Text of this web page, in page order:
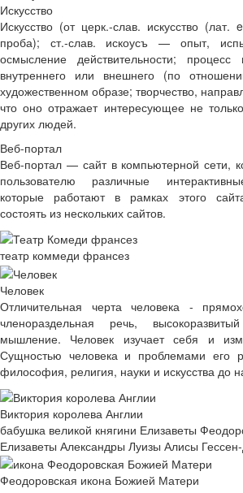
Искусство
Искусство (от церк.-слав. искусство
проба); ст.‑слав. искоусъ — опыт,
осмысление действительности;
внутреннего или внешнего (по
художественном образе; творчество,
что оно отражает интересующее не
других людей.
Веб-портал
Веб-портал — сайт в компьютерной сети,
пользователю различные
которые работают в рамках этого
состоять из нескольких сайтов.
театр коммеди франсез
Человек
Отличительная черта человека -
членораздельная речь,
мышление. Человек изучает себя и
Сущностью человека и проблемами его
философия, религия, науки и искусства до
Виктория королева Англии
бабушка великой княгини Елизаветы
Елизаветы Александры Луизы Алисы
Феодоровская икона Божией Матери